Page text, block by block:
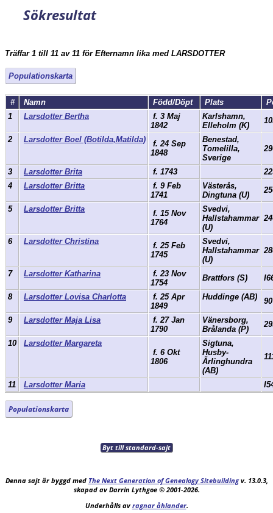
Sökresultat
Träffar 1 till 11 av 11 för Efternamn lika med LARSDOTTER
Populationskarta
# Namn Född/Döpt Plats
1
Larsdotter Bertha
f. 3 Maj
1842
Karlshamn,
Elleholm (K)
2 Larsdotter Boel (Botilda,Matilda)
f. 24 Sep
1848
Benestad,
Tomelilla,
Sverige
3 Larsdotter Brita f. 1743
4
Larsdotter Britta
f. 9 Feb
1741
Västerås,
Dingtuna (U)
5 Larsdotter Britta
f. 15 Nov
1764
Svedvi,
Hallstahammar
(U)
6 Larsdotter Christina
f. 25 Feb
1745
Svedvi,
Hallstahammar
(U)
7 Larsdotter Katharina
f. 23 Nov
1754
Brattfors (S)
8 Larsdotter Lovisa Charlotta
f. 25 Apr
1849
Huddinge (AB)
9 Larsdotter Maja Lisa
f. 27 Jan
1790
Vänersborg,
Brålanda (P)
10
Larsdotter Margareta
f. 6 Okt
1806
Sigtuna,
Husby-
Ärlinghundra
(AB)
11 Larsdotter Maria
Populationskarta
Byt till standard-sajt
Denna sajt är byggd med The Next Generation of Genealogy Sitebuildingv. 13.0.3,
skapad av Darrin Lythgoe © 2001-2026.
Underhålls av ragnar åhlander.